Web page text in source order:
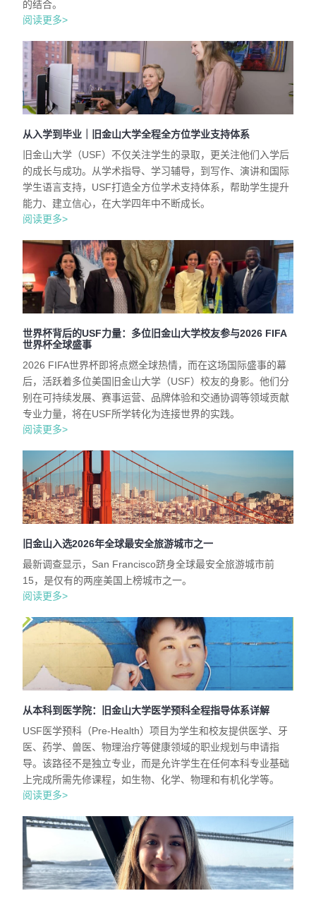
的结合。
阅读更多>
从入学到毕业｜旧金山大学全程全方位学业支持体系
旧金山大学（USF）不仅关注学生的录取，更关注他们入学后
的成长与成功。从学术指导、学习辅导，到写作、演讲和国际
学生语言支持，USF打造全方位学术支持体系，帮助学生提升
能力、建立信心，在大学四年中不断成长。
阅读更多>
世界杯背后的USF力量：多位旧金山大学校友参与2026 FIFA
世界杯全球盛事
2026 FIFA世界杯即将点燃全球热情，而在这场国际盛事的幕
后，活跃着多位美国旧金山大学（USF）校友的身影。他们分
别在可持续发展、赛事运营、品牌体验和交通协调等领域贡献
专业力量，将在USF所学转化为连接世界的实践。
阅读更多>
旧金山入选2026年全球最安全旅游城市之一
最新调查显示，San Francisco跻身全球最安全旅游城市前
15，是仅有的两座美国上榜城市之一。
阅读更多>
从本科到医学院：旧金山大学医学预科全程指导体系详解
USF医学预科（Pre-Health）项目为学生和校友提供医学、牙
医、药学、兽医、物理治疗等健康领域的职业规划与申请指
导。该路径不是独立专业，而是允许学生在任何本科专业基础
上完成所需先修课程，如生物、化学、物理和有机化学等。
阅读更多>